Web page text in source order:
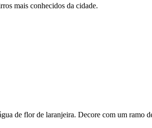
mais conhecidos da cidade.
de flor de laranjeira. Decore com um ramo